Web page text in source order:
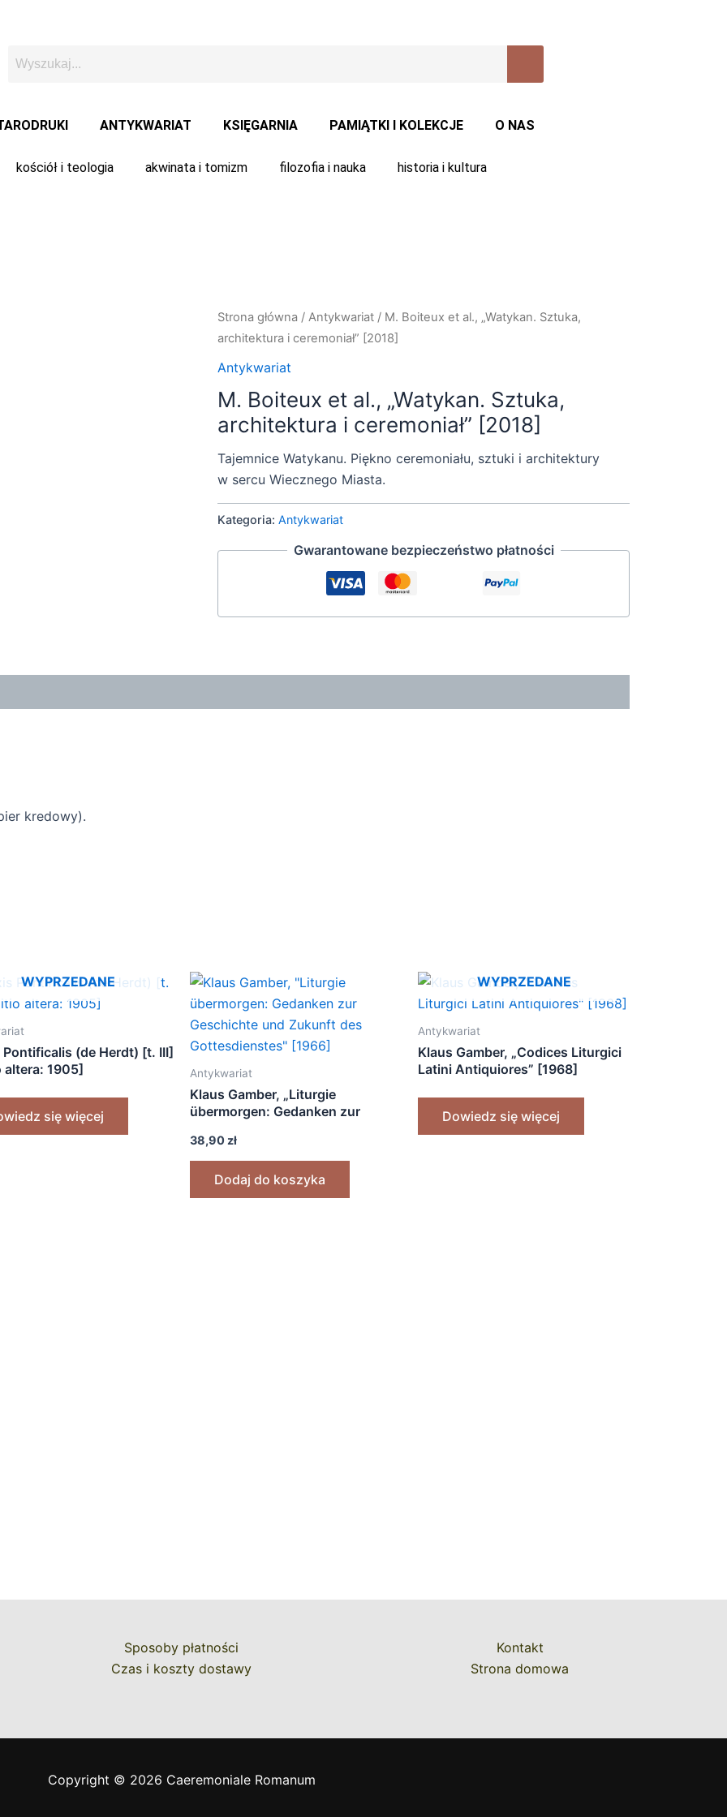
ANTYKWARIAT KSIĘGARNIA PAMIĄTKI I KOLEKCJE O NAS
kościół i teologia akwinata i tomizm filozofia i nauka historia i kultura
Strona główna /Antykwariat / M. Boiteux et al., „Watykan. Sztuka,
architektura i ceremoniał” [2018]
Antykwariat
M. Boiteux et al., „Watykan. Sztuka,
architektura i ceremoniał” [2018]
Tajemnice Watykanu. Piękno ceremoniału, sztuki i architektury
w sercu Wiecznego Miasta.
Kategoria:Antykwariat
Gwarantowane bezpieczeństwo płatności
kredowy).
WYPRZEDANE
Pontificalis (de Herdt) [t. III]
altera: 1905]
się więcej
Antykwariat
Klaus Gamber, „Liturgie
übermorgen: Gedanken zur
Gottesdienstes” [1966]
38,90 zł
Dodaj do koszyka
WYPRZEDANE
Antykwariat
Klaus Gamber, „Codices Liturgici
Latini Antiquiores” [1968]
Dowiedz się więcej
Sposoby płatności
Czas i koszty dostawy
Kontakt
Strona domowa
Copyright © 2026 Caeremoniale Romanum